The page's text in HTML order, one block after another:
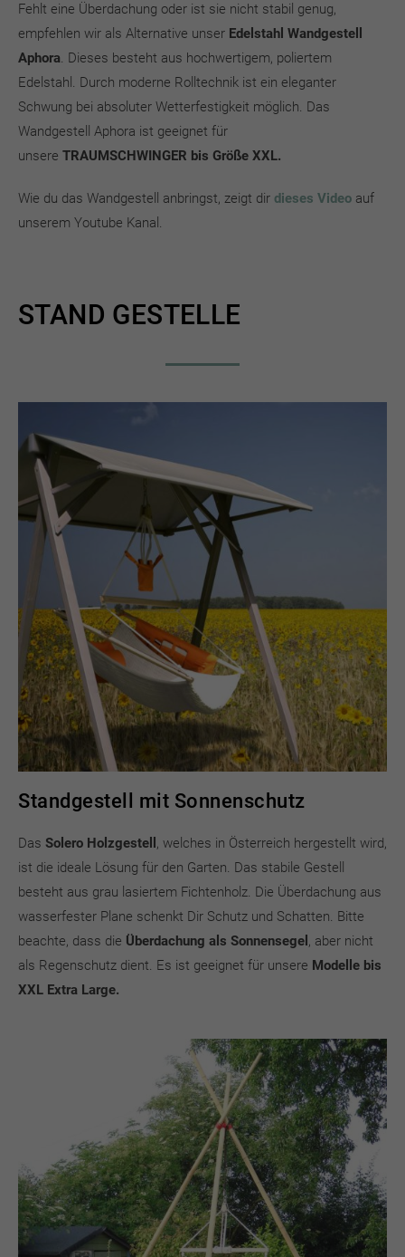
Fehlt eine Überdachung oder ist sie nicht stabil genug,
empfehlen wir als Alternative unser Edelstahl Wandgestell
Aphora. Dieses besteht aus hochwertigem, poliertem
Edelstahl. Durch moderne Rolltechnik ist ein eleganter
Schwung bei absoluter Wetterfestigkeit möglich. Das
Wandgestell Aphora ist geeignet für
unsere TRAUMSCHWINGER bis Größe XXL.
Wie du das Wandgestell anbringst, zeigt dir dieses Video auf
unserem Youtube Kanal.
STAND GESTELLE
Standgestell mit Sonnenschutz
Das Solero Holzgestell , welches in Österreich hergestellt wird,
ist die ideale Lösung für den Garten. Das stabile Gestell
besteht aus grau lasiertem Fichtenholz. Die Überdachung aus
wasserfester Plane schenkt Dir Schutz und Schatten. Bitte
beachte, dass die Überdachung als Sonnensegel , aber nicht
als Regenschutz dient. Es ist geeignet für unsere Modelle bis
XXL Extra Large.